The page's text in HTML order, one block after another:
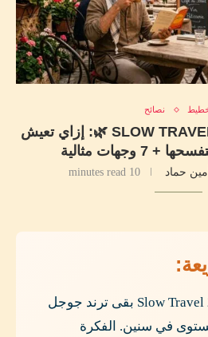
نصائح
السفر البطيء SLOW TRAVEL 2026 🌿: إزاي تعيش
وجهات مثالية
حماد 10 minutes read
السفر البطيء Slow Travel 2026 بقى ترند جوجل
في سنين. الفكرة